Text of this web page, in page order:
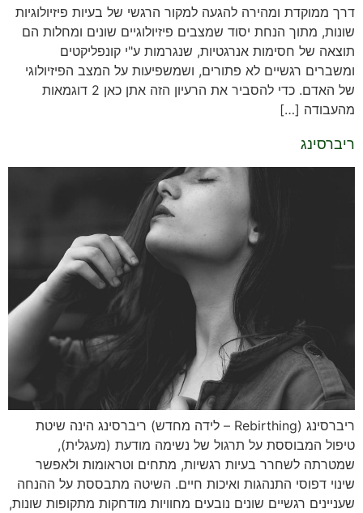
דרך ממוקדת ומהירה להגעה למקור הרגשי של בעיות פיזיולוגיות
שונות, מתוך הנחת יסוד שמצבים פיזיולוגיים שונים ומחלות הם
תוצאה של חסימות אנרגטיות, שנגרמות ע"י קונפליקטים
ומשברים רגשיים לא פתורים, ושמשפיעות על המצב הפיזיולוגי
של האדם. כדי להסביר את הרעיון הזה אתן כאן 2 דוגמאות
מהעבודה […]
ריברסינג
ריברסינג (Rebirthing – לידה מחדש) ריברסינג הינה שיטת
טיפול המבוססת על תרגול של נשימה מודעת (מעגלית),
שמטרתה לשחרר בעיות רגשיות, מתחים וטראומות ולאפשר
שינוי דפוסי התנהגות ואיכות חיים. השיטה מתבססת על ההנחה
שעניינים רגשיים שונים נובעים מחוויות מודחקות מתקופות שונות,